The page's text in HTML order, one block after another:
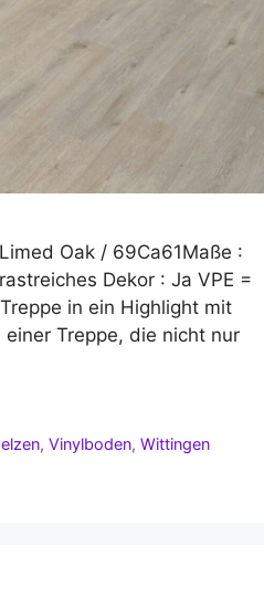
Oak / 69Ca61Maße :
Dekor : Ja VPE =
in ein Highlight mit
einer Treppe, die nicht nur
,Vinylboden,Wittingen